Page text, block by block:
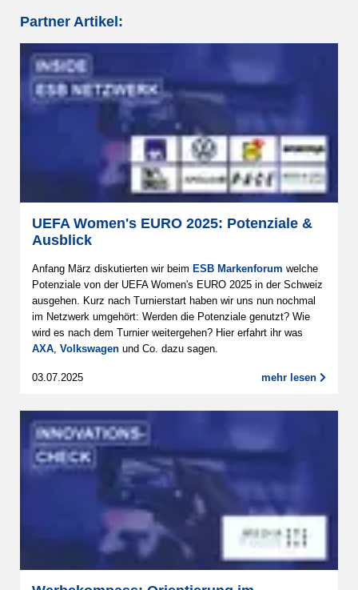
Partner Artikel:
UEFA Women's EURO 2025: Potenziale &
Ausblick
Anfang März diskutierten wir beim ESB Markenforum welche
Potenziale von der UEFA Women's EURO 2025 in der Schweiz
ausgehen. Kurz nach Turnierstart haben wir uns nun nochmal
im Netzwerk umgehört: Werden die Potenziale genutzt? Wie
wird es nach dem Turnier weitergehen? Hier erfahrt ihr was
AXA Volkswagen und Co. dazu sagen.
03.07.2025 mehr lesen